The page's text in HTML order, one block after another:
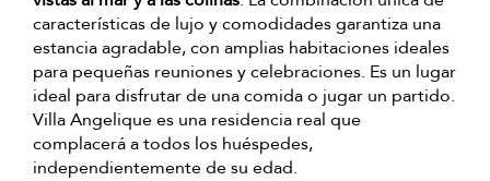
características de lujo y comodidades garantiza una
estancia agradable, con amplias habitaciones ideales
para pequeñas reuniones y celebraciones. Es un lugar
ideal para disfrutar de una comida o jugar un partido.
Villa Angelique es una residencia real que
complacerá a todos los huéspedes,
independientemente de su edad.